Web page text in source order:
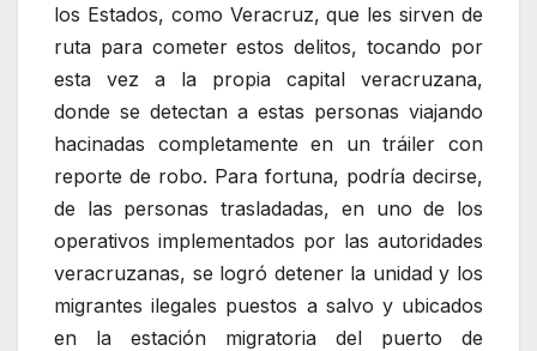
los Estados, como Veracruz, que les sirven de
ruta para cometer estos delitos, tocando por
esta vez a la propia capital veracruzana,
donde se detectan a estas personas viajando
hacinadas completamente en un tráiler con
reporte de robo. Para fortuna, podría decirse,
de las personas trasladadas, en uno de los
operativos implementados por las autoridades
veracruzanas, se logró detener la unidad y los
migrantes ilegales puestos a salvo y ubicados
en la estación migratoria del puerto de